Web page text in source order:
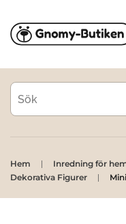
Skip to main
Hem Inredning för
Dekorativa Figurer